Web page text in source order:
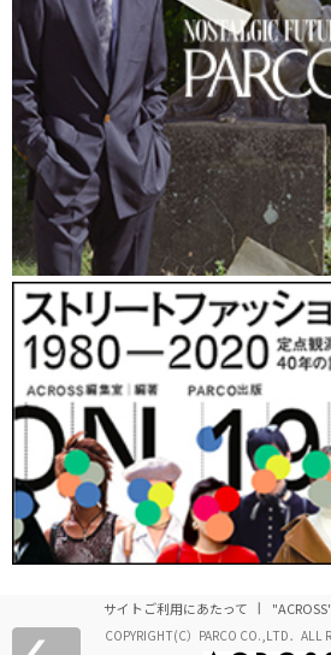
サイトご利用にあたって
COPYRIGHT(C）PARCO CO.,LTD．ALL